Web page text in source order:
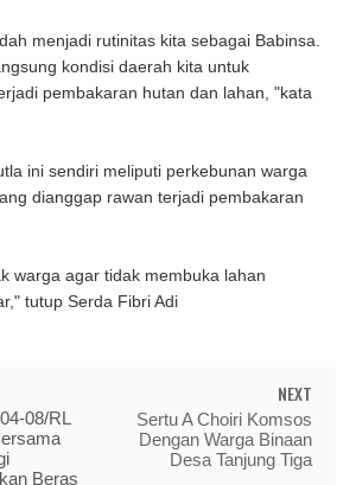
menjadi rutinitas kita sebagai Babinsa.
kondisi daerah kita untuk
pembakaran hutan dan lahan, "kata
ini sendiri meliputi perkebunan warga
dianggap rawan terjadi pembakaran
warga agar tidak membuka lahan
tutup Serda Fibri Adi
08/RL
Beras
NEXT
Sertu A Choiri Komsos
Dengan Warga Binaan
Desa Tanjung Tiga